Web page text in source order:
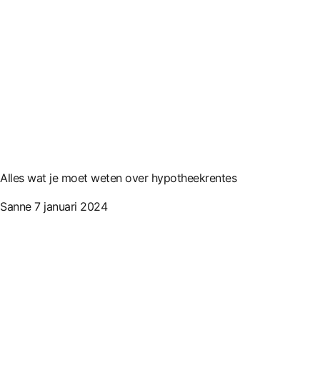
Alles wat je moet weten over hypotheekrentes
Sanne 7 januari 2024